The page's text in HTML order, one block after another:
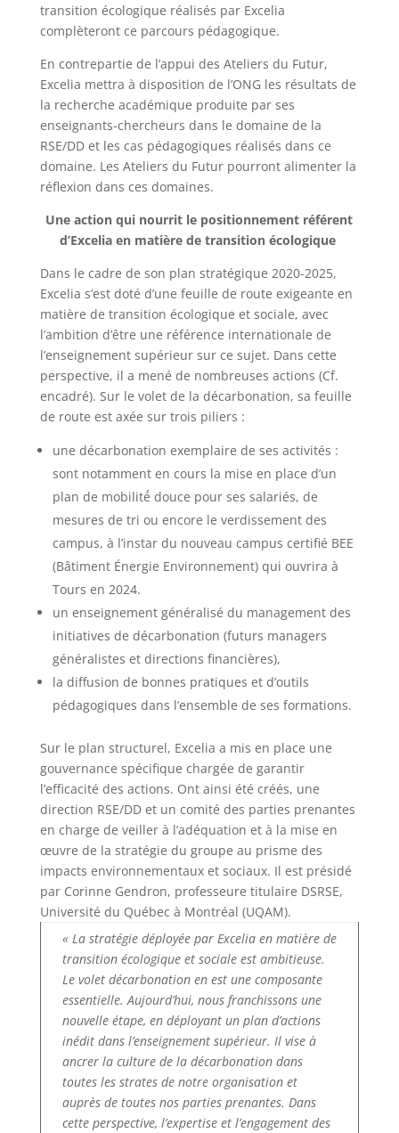
transition écologique réalisés par Excelia
complèteront ce parcours pédagogique.
En contrepartie de l’appui des Ateliers du Futur,
Excelia mettra à disposition de l’ONG les résultats de
la recherche académique produite par ses
enseignants-chercheurs dans le domaine de la
RSE/DD et les cas pédagogiques réalisés dans ce
domaine. Les Ateliers du Futur pourront alimenter la
réflexion dans ces domaines.
Une action qui nourrit le positionnement référent
d’Excelia en matière de transition écologique
Dans le cadre de son plan stratégique 2020-2025,
Excelia s’est doté d’une feuille de route exigeante en
matière de transition écologique et sociale, avec
l’ambition d’être une référence internationale de
l’enseignement supérieur sur ce sujet. Dans cette
perspective, il a mené de nombreuses actions (Cf.
encadré). Sur le volet de la décarbonation, sa feuille
de route est axée sur trois piliers :
une décarbonation exemplaire de ses activités :
sont notamment en cours la mise en place d’un
plan de mobilité́ douce pour ses salariés, de
mesures de tri ou encore le verdissement des
campus, à l’instar du nouveau campus certifié BEE
(Bâtiment Énergie Environnement) qui ouvrira à
Tours en 2024.
un enseignement généralisé du management des
initiatives de décarbonation (futurs managers
généralistes et directions financières),
la diffusion de bonnes pratiques et d’outils
pédagogiques dans l’ensemble de ses formations.
Sur le plan structurel, Excelia a mis en place une
gouvernance spécifique chargée de garantir
l’efficacité des actions. Ont ainsi été créés, une
direction RSE/DD et un comité des parties prenantes
en charge de veiller à l’adéquation et à la mise en
œuvre de la stratégie du groupe au prisme des
impacts environnementaux et sociaux. Il est présidé
par Corinne Gendron, professeure titulaire DSRSE,
Université du Québec à Montréal (UQAM).
« La stratégie déployée par Excelia en matière de
transition écologique et sociale est ambitieuse.
Le volet décarbonation en est une composante
essentielle. Aujourd’hui, nous franchissons une
nouvelle étape, en déployant un plan d’actions
inédit dans l’enseignement supérieur. Il vise à
ancrer la culture de la décarbonation dans
toutes les strates de notre organisation et
auprès de toutes nos parties prenantes. Dans
cette perspective, l’expertise et l’engagement des